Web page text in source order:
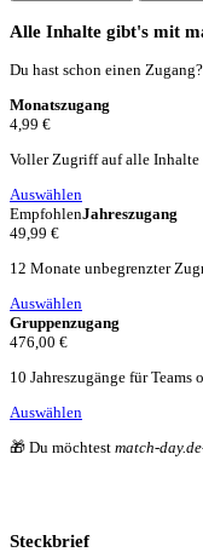
Alle Inhalte gibt's mit
Du hast schon einen Zugang?
Monatszugang
4,99 €
Voller Zugriff auf alle Inhalte
Auswählen
EmpfohlenJahreszugang
49,99 €
12 Monate unbegrenzter
Auswählen
Gruppenzugang
476,00 €
10 Jahreszugänge für Teams
Auswählen
🎁 Du möchtest match-day.de
Steckbrief